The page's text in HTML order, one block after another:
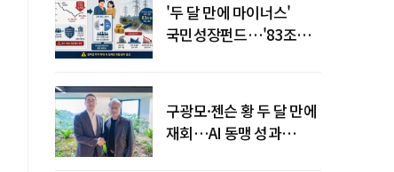
'두 달 만에 마이너스'
국민성장펀드…'83조
구광모·젠슨 황 두 달 만에
재회…AI 동맹 성과